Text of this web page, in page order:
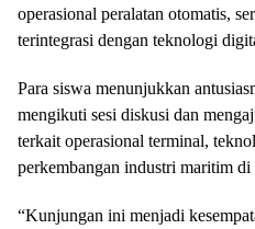
operasional peralatan otomatis,
terintegrasi dengan teknologi
Para siswa menunjukkan
mengikuti sesi diskusi dan
terkait operasional terminal,
perkembangan industri maritim di
“Kunjungan ini menjadi